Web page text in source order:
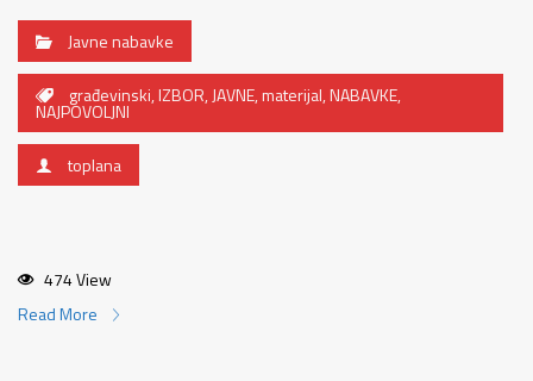
Javne nabavke
građevinski,IZBOR,JAVNE,materijal,NABAVKE,
NAJPOVOLJNI
toplana
474 View
Read More